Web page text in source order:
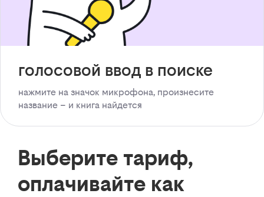
голосовой ввод в поиске
нажмите на значок микрофона, произнесите
название – и книга найдется
Выберите тариф,
оплачивайте как